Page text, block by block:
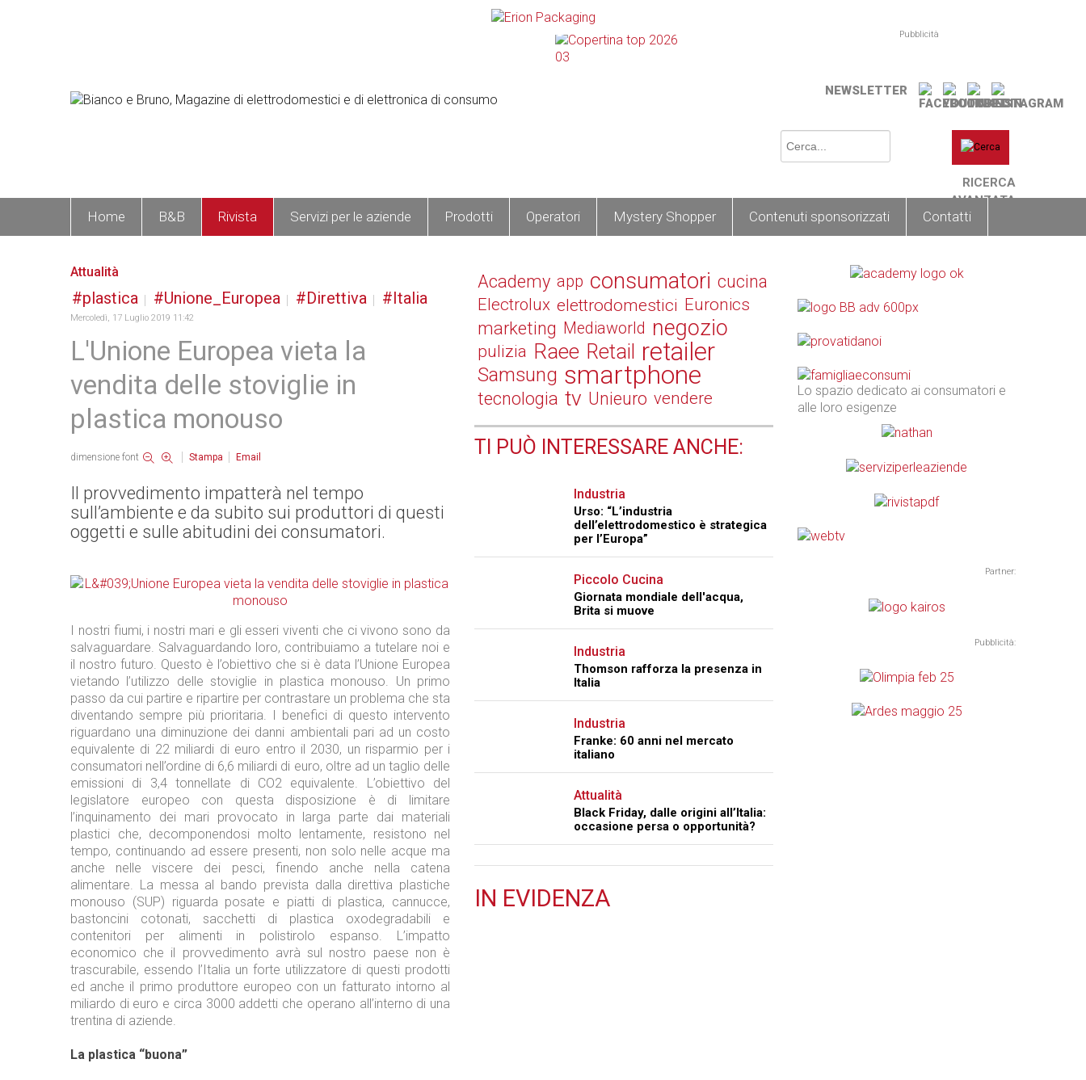
Pubblicità
NEWSLETTER
RICERCA
AVANZATA
Home B&B Rivista Servizi per le aziende Prodotti Operatori Mystery Shopper Contenuti sponsorizzati Contatti
Attualità
plastica Unione_Europea Direttiva Italia
Mercoledì, 17 Luglio 2019 11:42
L'Unione Europea vieta la
vendita delle stoviglie in
plastica monouso
dimensione font Stampa Email
Il provvedimento impatterà nel tempo
sull’ambiente e da subito sui produttori di questi
oggetti e sulle abitudini dei consumatori.
I nostri fiumi, i nostri mari e gli esseri viventi che ci vivono sono da
salvaguardare. Salvaguardando loro, contribuiamo a tutelare noi e
il nostro futuro. Questo è l’obiettivo che si è data l’Unione Europea
vietando l’utilizzo delle stoviglie in plastica monouso. Un primo
passo da cui partire e ripartire per contrastare un problema che sta
diventando sempre più prioritaria. I benefici di questo intervento
riguardano una diminuzione dei danni ambientali pari ad un costo
equivalente di 22 miliardi di euro entro il 2030, un risparmio per i
consumatori nell’ordine di 6,6 miliardi di euro, oltre ad un taglio delle
emissioni di 3,4 tonnellate di CO2 equivalente. L’obiettivo del
legislatore europeo con questa disposizione è di limitare
l’inquinamento dei mari provocato in larga parte dai materiali
plastici che, decomponendosi molto lentamente, resistono nel
tempo, continuando ad essere presenti, non solo nelle acque ma
anche nelle viscere dei pesci, finendo anche nella catena
alimentare. La messa al bando prevista dalla direttiva plastiche
monouso (SUP) riguarda posate e piatti di plastica, cannucce,
bastoncini cotonati, sacchetti di plastica oxodegradabili e
contenitori per alimenti in polistirolo espanso. L’impatto
economico che il provvedimento avrà sul nostro paese non è
trascurabile, essendo l’Italia un forte utilizzatore di questi prodotti
ed anche il primo produttore europeo con un fatturato intorno al
miliardo di euro e circa 3000 addetti che operano all’interno di una
trentina di aziende.
La plastica “buona”
Academy app consumatori cucina
Electrolux elettrodomestici Euronics
marketing Mediaworld negozio
pulizia Raee Retail retailer
Samsung smartphone
tecnologia tv Unieuro vendere
TI PUÒ INTERESSARE ANCHE:
Industria
Urso: “L’industria
dell’elettrodomestico è strategica
per l’Europa”
Piccolo Cucina
Giornata mondiale dell'acqua,
Brita si muove
Industria
Thomson rafforza la presenza in
Italia
Industria
Franke: 60 anni nel mercato
italiano
Attualità
Black Friday, dalle origini all’Italia:
occasione persa o opportunità?
IN EVIDENZA
Lo spazio dedicato ai consumatori e
alle loro esigenze
Partner:
Pubblicità: